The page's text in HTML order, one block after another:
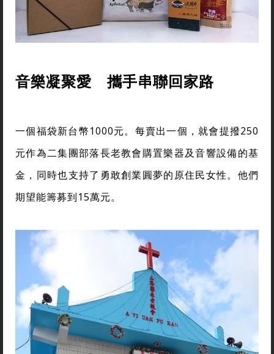
音樂凝聚愛 攜手串聯回家路
一個福袋新台幣1000元。每賣出一個，就會提撥250
元作為二集團部落長老教會購置樂器及音響設備的基
金，同時也支持了勇敢創業圓夢的原住民女性。他們
期望能籌募到15萬元。